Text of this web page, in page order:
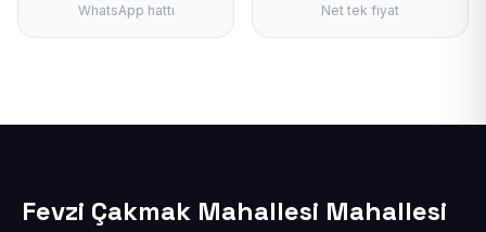
WhatsApp hattı
Net tek fiyat
Fevzi Çakmak Mahallesi Mahallesi